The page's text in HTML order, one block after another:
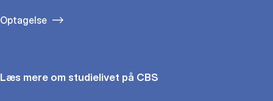
Optagelse
Læs mere om studielivet på CBS